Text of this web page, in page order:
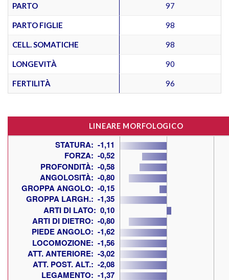
PARTO 97
PARTO FIGLIE 98
CELL. SOMATICHE 98
LONGEVITÀ 90
FERTILITÀ 96
LINEARE MORFOLOGICO